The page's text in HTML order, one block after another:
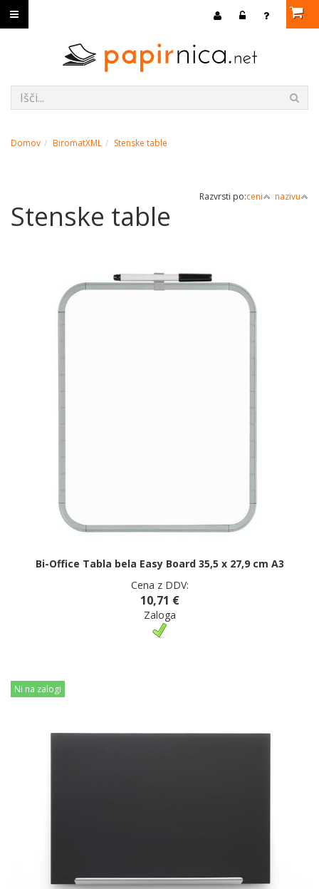
Domov BiromatXML Stenske table
Razvrsti po:ceni nazivu
Stenske table
Bi-Office Tabla bela Easy Board 35,5 x 27,9 cm A3
Cena z DDV:
10,71 €
Zaloga
Ni na zalogi